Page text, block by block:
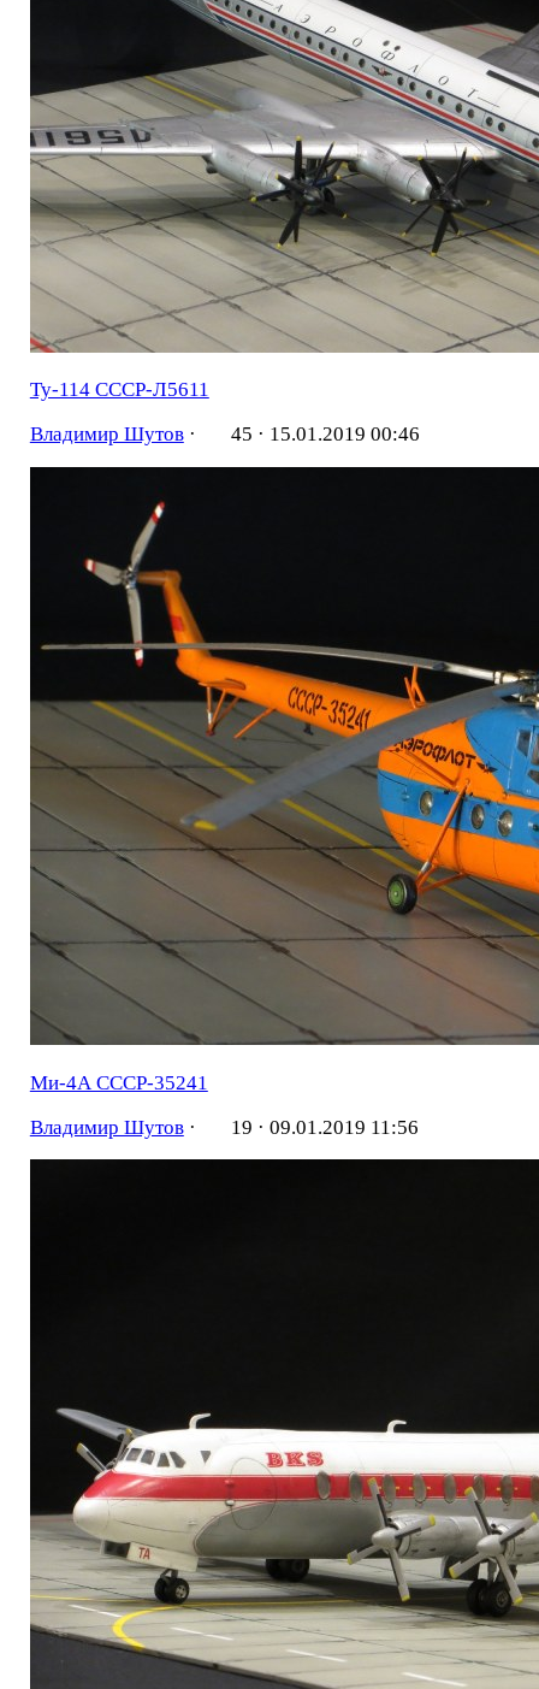
Ту-114 СССР-Л5611
Владимир Шутов· 45 · 15.01.2019 00:46
Ми-4А СССР-35241
Владимир Шутов· 19 · 09.01.2019 11:56